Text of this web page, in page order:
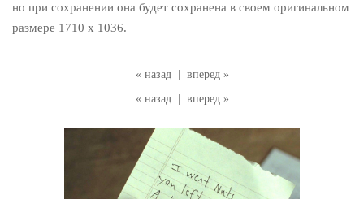
« назад
вперед »
« назад
вперед »
но при сохранении она будет сохранена в своем оригинальном
размере 1710 x 1036.